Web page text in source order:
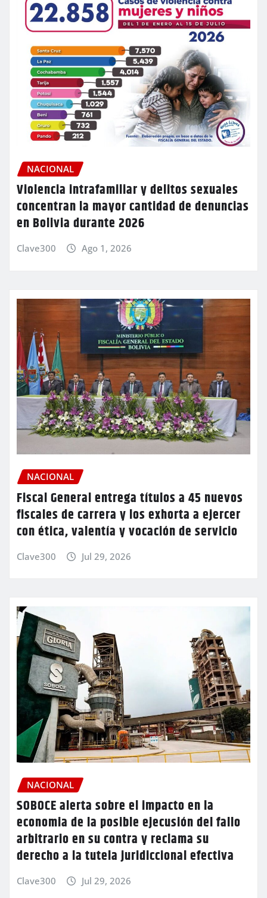
NACIONAL
Violencia intrafamiliar y delitos sexuales
concentran la mayor cantidad de denuncias
en Bolivia durante 2026
Clave300 Ago 1, 2026
NACIONAL
Fiscal General entrega títulos a 45 nuevos
fiscales de carrera y los exhorta a ejercer
con ética, valentía y vocación de servicio
Clave300 Jul 29, 2026
NACIONAL
SOBOCE alerta sobre el impacto en la
economia de la posible ejecusión del fallo
arbitrario en su contra y reclama su
derecho a la tutela juridiccional efectiva
Clave300 Jul 29, 2026